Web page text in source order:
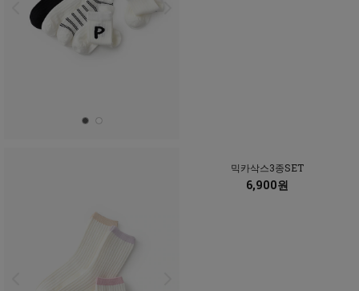
믹카삭스3종SET
6,900원